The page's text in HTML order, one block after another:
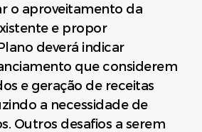
o aproveitamento da
e propor
deverá indicar
que considerem
e geração de receitas
a necessidade de
Outros desafios a serem